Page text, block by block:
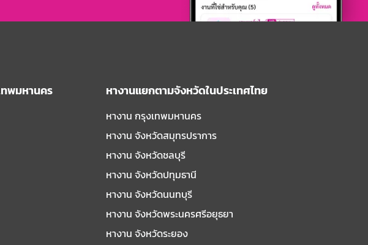
ทพมหานคร หางานแยกตามจังหวัดในประเทศไทย
หางาน กรุงเทพมหานคร
หางาน จังหวัดสมุทรปราการ
หางาน จังหวัดชลบุรี
หางาน จังหวัดปทุมธานี
หางาน จังหวัดนนทบุรี
หางาน จังหวัดพระนครศรีอยุธยา
หางาน จังหวัดระยอง